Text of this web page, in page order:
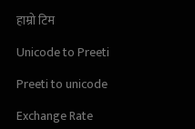
हाम्रो टिम
Unicode to Preeti
Preeti to unicode
Exchange Rate